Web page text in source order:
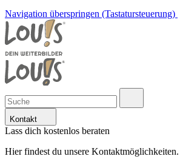
Navigation überspringen (Tastatursteuerung)
Kontakt
Lass dich kostenlos beraten
Hier findest du unsere Kontaktmöglichkeiten.